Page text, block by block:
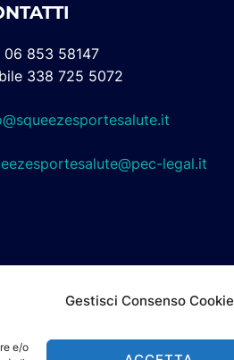
Gestisci Consenso Cookie
e/o
06 853 58147
338 725 5072
legal.it